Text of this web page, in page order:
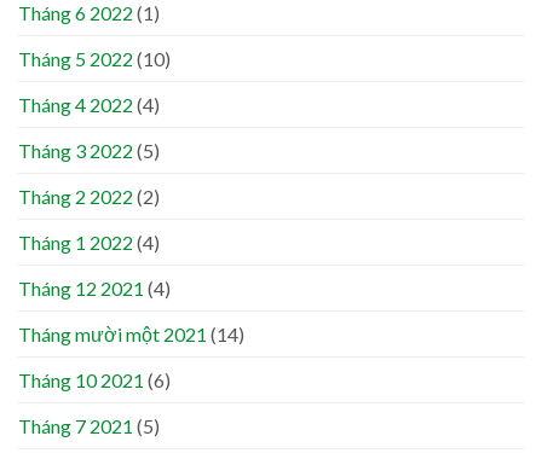
Tháng 6 2022 (1)
Tháng 5 2022 (10)
Tháng 4 2022 (4)
Tháng 3 2022 (5)
Tháng 2 2022 (2)
Tháng 1 2022 (4)
Tháng 12 2021 (4)
Tháng mười một 2021 (14)
Tháng 10 2021 (6)
Tháng 7 2021 (5)